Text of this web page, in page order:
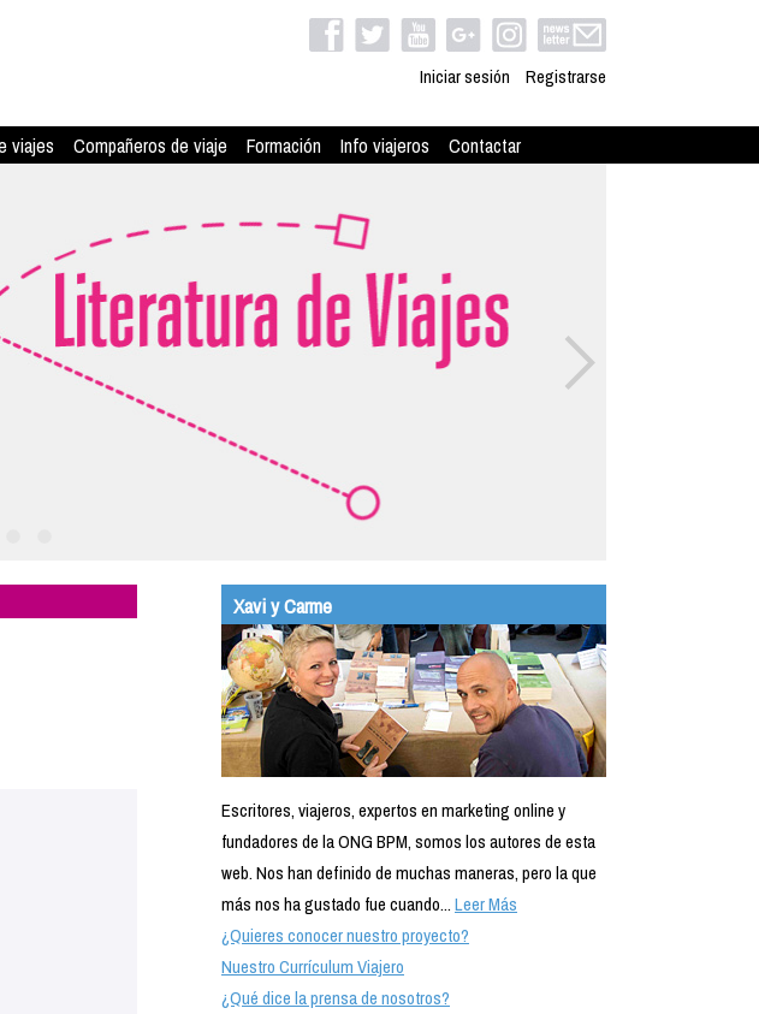
Iniciar sesión Registrarse
viajes Compañeros de viaje Formación Info viajeros Contactar
Xavi y Carme
Escritores, viajeros, expertos en marketing online y
fundadores de la ONG BPM, somos los autores de esta
web. Nos han definido de muchas maneras, pero la que
más nos ha gustado fue cuando...Leer Más
¿Quieres conocer nuestro proyecto?
Nuestro Currículum Viajero
¿Qué dice la prensa de nosotros?